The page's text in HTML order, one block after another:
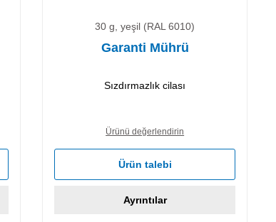
30 g, yeşil (RAL 6010)
Garanti Mührü
Sızdırmazlık cilası
Ürünü değerlendirin
Ürün talebi
Ayrıntılar